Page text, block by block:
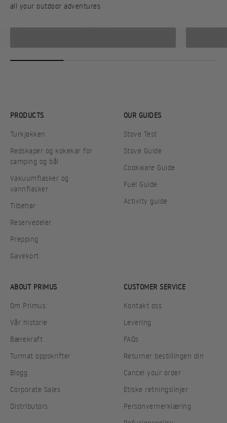
all your outdoor adventures
Stoves
PRODUCTS
Turkjøkken
Redskaper og kokekar for
camping og bål
Vakuumflasker og
vannflasker
Tilbehør
Reservedeler
Prepping
Gavekort
OUR GUIDES
Stove Test
Stove Guide
Cookware Guide
Fuel Guide
Activity guide
ABOUT PRIMUS
Om Primus
Vår historie
Bærekraft
Turmat oppskrifter
Blogg
Corporate Sales
Distributors
CUSTOMER SERVICE
Kontakt oss
Levering
FAQs
Returner bestillingen din
Cancel your order
Etiske retningslinjer
Personvernerklæring